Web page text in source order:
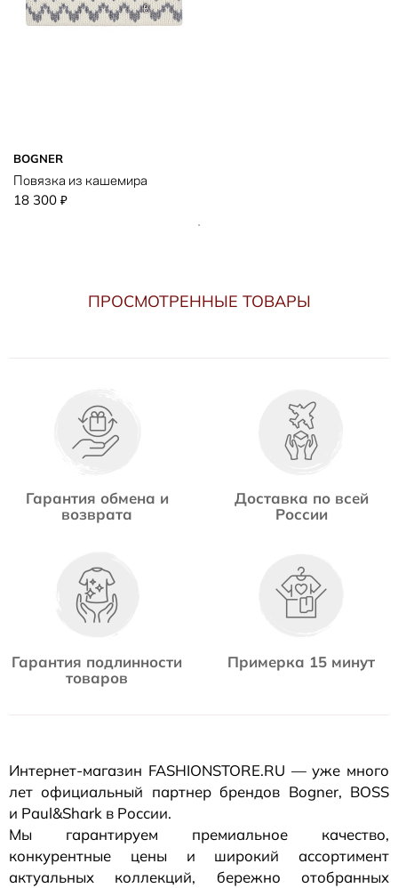
BOGNER
Повязка из кашемира
18 300 ₽
ПРОСМОТРЕННЫЕ ТОВАРЫ
Гарантия обмена и
возврата
Доставка по всей
России
Гарантия подлинности
товаров
Примерка 15 минут
Интернет-магазин FASHIONSTORE.RU — уже много
лет официальный партнер брендов Bogner, BOSS
и Paul&Shark в России.
Мы гарантируем премиальное качество,
конкурентные цены и широкий ассортимент
актуальных коллекций, бережно отобранных